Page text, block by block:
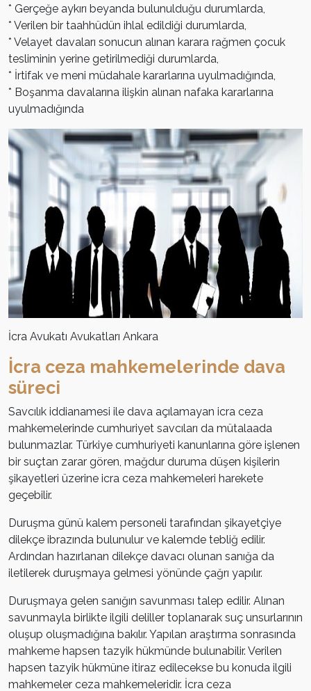
* Gerçeğe aykırı beyanda bulunulduğu durumlarda,
* Verilen bir taahhüdün ihlal edildiği durumlarda,
* Velayet davaları sonucun alınan karara rağmen çocuk
tesliminin yerine getirilmediği durumlarda,
* İrtifak ve meni müdahale kararlarına uyulmadığında,
* Boşanma davalarına ilişkin alınan nafaka kararlarına
uyulmadığında
İcra Avukatı Avukatları Ankara
İcra ceza mahkemelerinde dava
süreci
Savcılık iddianamesi ile dava açılamayan icra ceza
mahkemelerinde cumhuriyet savcıları da mütalaada
bulunmazlar. Türkiye cumhuriyeti kanunlarına göre işlenen
bir suçtan zarar gören, mağdur duruma düşen kişilerin
şikayetleri üzerine icra ceza mahkemeleri harekete
geçebilir.
Duruşma günü kalem personeli tarafından şikayetçiye
dilekçe ibrazında bulunulur ve kalemde tebliğ edilir.
Ardından hazırlanan dilekçe davacı olunan sanığa da
iletilerek duruşmaya gelmesi yönünde çağrı yapılır.
Duruşmaya gelen sanığın savunması talep edilir. Alınan
savunmayla birlikte ilgili deliller toplanarak suç unsurlarının
oluşup oluşmadığına bakılır. Yapılan araştırma sonrasında
mahkeme hapsen tazyik hükmünde bulunabilir. Verilen
hapsen tazyik hükmüne itiraz edilecekse bu konuda ilgili
mahkemeler ceza mahkemeleridir. İcra ceza